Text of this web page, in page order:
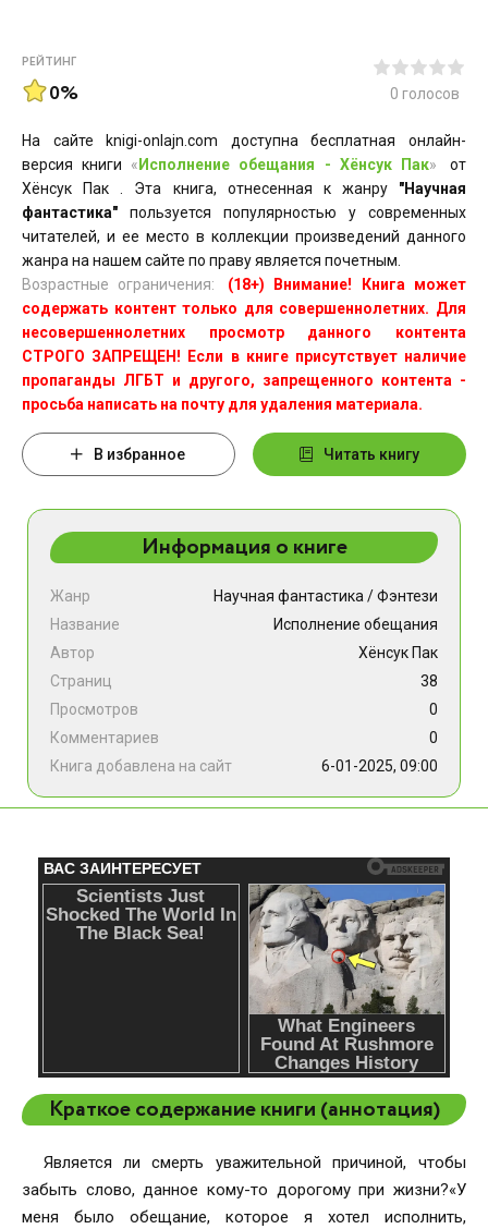
РЕЙТИНГ
0% 0 голосов
На сайте knigi-onlajn.com доступна бесплатная онлайн-
версия книги « Исполнение обещания - Хёнсук Пак»
от
Хёнсук Пак . Эта книга, отнесенная к жанру "Научная
фантастика" пользуется популярностью у современных
читателей, и ее место в коллекции произведений данного
жанра на нашем сайте по праву является почетным.
Возрастные ограничения:
(18+) Внимание! Книга может
содержать контент только для совершеннолетних. Для
несовершеннолетних просмотр данного контента
СТРОГО ЗАПРЕЩЕН! Если в книге присутствует наличие
пропаганды ЛГБТ и другого, запрещенного контента -
просьба написать на почту для удаления материала.
В избранное Читать книгу
Информация о книге
Жанр Научная фантастика /Фэнтези
Название
Исполнение обещания
Автор
Хёнсук Пак
Страниц
38
Просмотров
0
Комментариев
0
Книга добавлена на сайт
6-01-2025, 09:00
Краткое содержание книги (аннотация)
Является ли смерть уважительной причиной, чтобы
забыть слово, данное кому-то дорогому при жизни?«У
меня было обещание, которое я хотел исполнить,